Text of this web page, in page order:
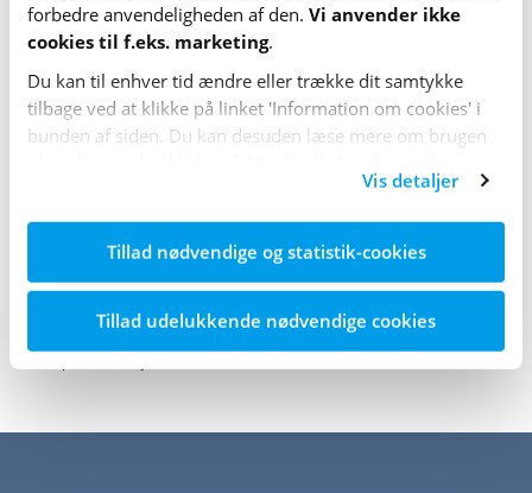
forbedre anvende­lig­heden af den. Vi anvender ikke
cookies til f.eks. marketing.
Du kan til enhver tid ændre eller trække dit samtykke
tilbage ved at klikke på linket 'Information om cookies' i
bunden af siden. Du kan desuden læse mere om brugen
Vis detaljer
Tillad nødvendige og statistik-cookies
Tillad udelukkende nødvendige cookies
Mangler vi noget?
Giv os et praj, hvis du mener, at vi mangler
noget på denne oversigt. Så vurderer vi, om
Send en besked til os